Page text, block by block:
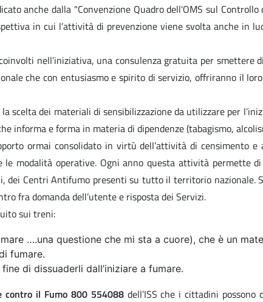
anche dalla "Convenzione Quadro dell'OMS sul Controllo
in cui l’attività di prevenzione viene svolta anche in
nell’iniziativa, una consulenza gratuita per
che con entusiasmo e spirito di servizio, offriranno il
dei materiali di sensibilizzazione da utilizzare per
informa e forma in materia di dipendenze (tabagismo,
ormai consolidato in virtù dell’attività di censimento
le modalità operative. Ogni anno questa attività permette
dei Centri Antifumo presenti su tutto il territorio
fra domanda dell’utente e risposta dei Servizi.
sui treni:
….una questione che mi sta a cuore), che è un
fumare.
di dissuaderli dall’iniziare a fumare.
contro il Fumo 800 554088dell’ISS che i cittadini